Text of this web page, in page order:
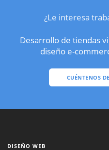
¿Le interesa
Desarrollo de tiendas
diseño e-
CUÉNTENOS
DISEÑO WEB